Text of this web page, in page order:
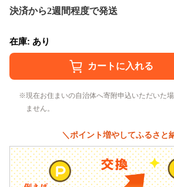
決済から2週間程度で発送
在庫: あり
現在お住まいの自治体へ寄附申込いただいた
ません。
＼ポイント増やしてふるさと